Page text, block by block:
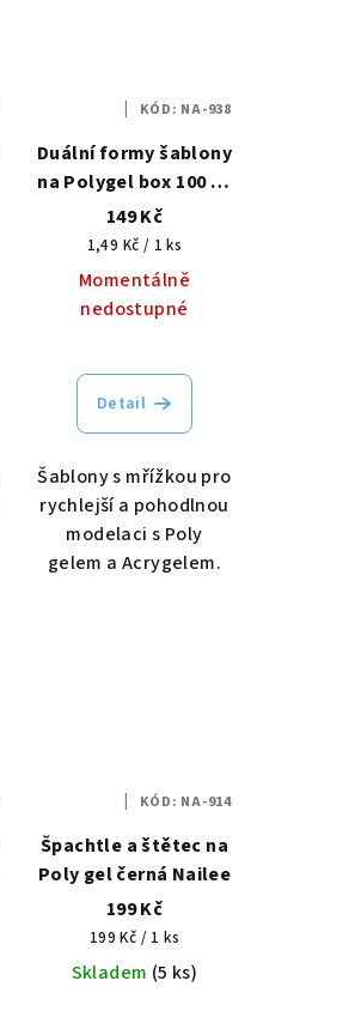
Duální formy šablony
na Polygel box 100 ks
klasik 2
149 Kč
Měrná
cena:
1,49 Kč / 1 ks
Momentálně
nedostupné
Detail
Šablony s mřížkou pro
rychlejší a pohodlnou
modelaci s Poly
gelem a Acrygelem.
KÓD: NA-938
Špachtle a štětec na
Poly gel černá Nailee
199 Kč
Měrná
cena:
199 Kč / 1 ks
Skladem (5 ks)
KÓD: NA-914